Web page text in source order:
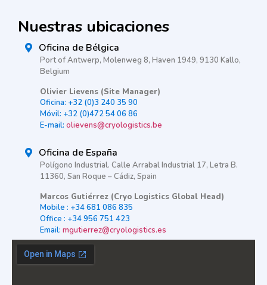
Nuestras ubicaciones
Oficina de Bélgica
Port of Antwerp, Molenweg 8, Haven 1949, 9130 Kallo,
Belgium
Olivier Lievens (Site Manager)
Oficina: +32 (0)3 240 35 90
Móvil: +32 (0)472 54 06 86
E-mail: olievens@cryologistics.be
Oficina de España
Polígono Industrial. Calle Arrabal Industrial 17, Letra B.
11360, San Roque – Cádiz, Spain
Marcos Gutiérrez (Cryo Logistics Global Head)
Mobile : +34 681 086 835
Office : +34 956 751 423
Email: mgutierrez@cryologistics.es